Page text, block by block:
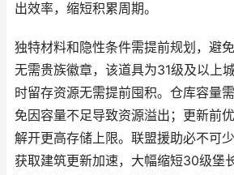
出效率，缩短积累周期。
独特材料和隐性条件需提前规划，避
无需贵族徽章，该道具为31级及以上
时留存资源无需提前囤积。仓库容量
免因容量不足导致资源溢出；更新前
解开更高存储上限。联盟援助必不可
获取建筑更新加速，大幅缩短30级堡